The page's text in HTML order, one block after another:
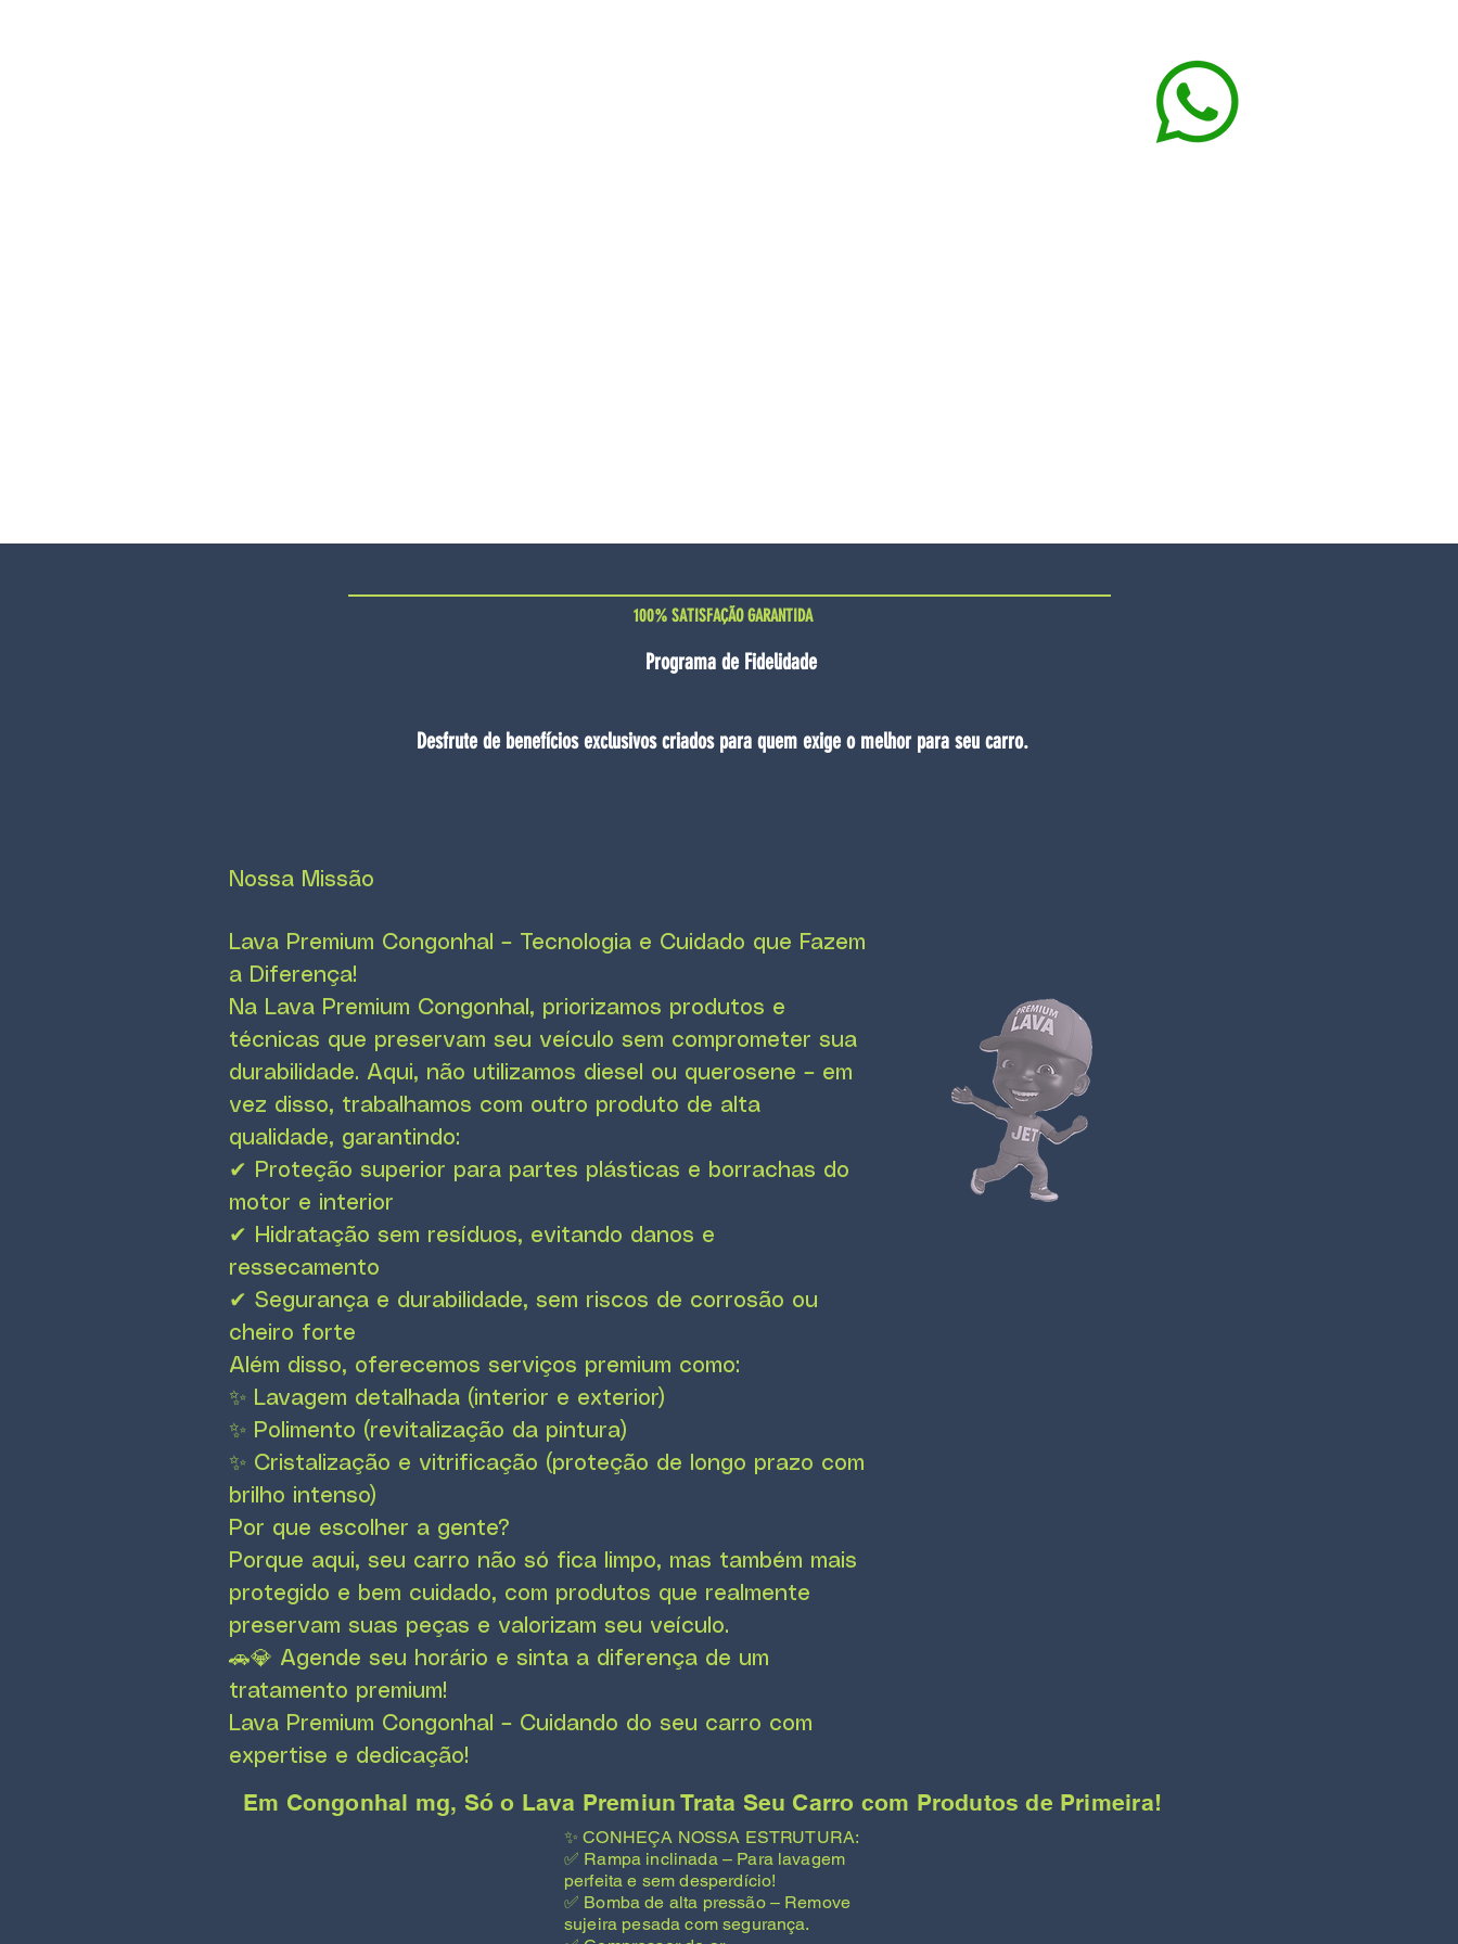
100% SATISFAÇÃO GARANTIDA
Programa de Fidelidade
Desfrute de benefícios exclusivos criados para quem exige o melhor para seu carro.
Nossa Missão
Lava Premium Congonhal – Tecnologia e Cuidado que Fazem
a Diferença!
Na Lava Premium Congonhal, priorizamos produtos e
técnicas que preservam seu veículo sem comprometer sua
durabilidade. Aqui, não utilizamos diesel ou querosene – em
vez disso, trabalhamos com outro produto de alta
qualidade, garantindo:
✔ Proteção superior para partes plásticas e borrachas do
motor e interior
✔ Hidratação sem resíduos, evitando danos e
ressecamento
✔ Segurança e durabilidade, sem riscos de corrosão ou
cheiro forte
Além disso, oferecemos serviços premium como:
✨ Lavagem detalhada (interior e exterior)
✨ Polimento (revitalização da pintura)
✨ Cristalização e vitrificação (proteção de longo prazo com
brilho intenso)
Por que escolher a gente?
Porque aqui, seu carro não só fica limpo, mas também mais
protegido e bem cuidado, com produtos que realmente
preservam suas peças e valorizam seu veículo.
🚗💎 Agende seu horário e sinta a diferença de um
tratamento premium!
Lava Premium Congonhal – Cuidando do seu carro com
expertise e dedicação!
Em Congonhal mg, Só o Lava Premiun Trata Seu Carro com Produtos de Primeira!
✨ CONHEÇA NOSSA ESTRUTURA:
✅ Rampa inclinada – Para lavagem
perfeita e sem desperdício!
✅ Bomba de alta pressão – Remove
sujeira pesada com segurança.